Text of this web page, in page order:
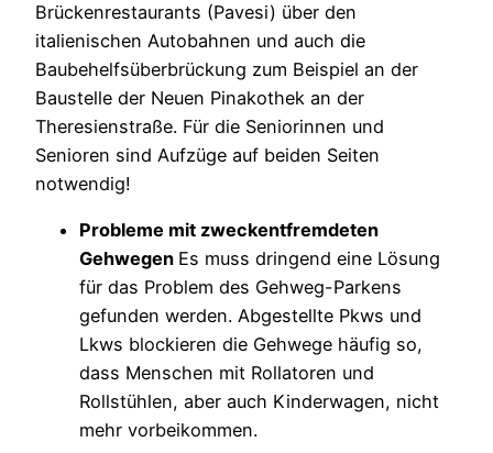
Brückenrestaurants (Pavesi) über den
italienischen Autobahnen und auch die
Baubehelfsüberbrückung zum Beispiel an der
Baustelle der Neuen Pinakothek an der
Theresienstraße. Für die Seniorinnen und
Senioren sind Aufzüge auf beiden Seiten
notwendig!
Probleme mit zweckentfremdeten
Gehwegen Es muss dringend eine Lösung
für das Problem des Gehweg-Parkens
gefunden werden. Abgestellte Pkws und
Lkws blockieren die Gehwege häufig so,
dass Menschen mit Rollatoren und
Rollstühlen, aber auch Kinderwagen, nicht
mehr vorbeikommen.